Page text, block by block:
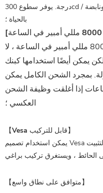
درجة. يوفر سطوع 300cd / ونسبة التباين 1200: 1 صورة دقيقة ونابضة
بالحياة ؛
مع بطارية بوليمر مدمجة بسعة 8000 مللي أمبير في الساعة ، لا
يمكن أيضًا استخدامها كبنك
بمجرد الشحن الكامل يمكن
لمدة تصل إلى 3-4 ساعات إذا أغلقت وظيفة الشحن
العكسي ؛
【Vesa قابل للتركيب】
يمكن استخدام تصميم Vesa مقاس 75 * 75 مم لتركيب الحامل والتثبيت
【متوافق على نطاق واسع】